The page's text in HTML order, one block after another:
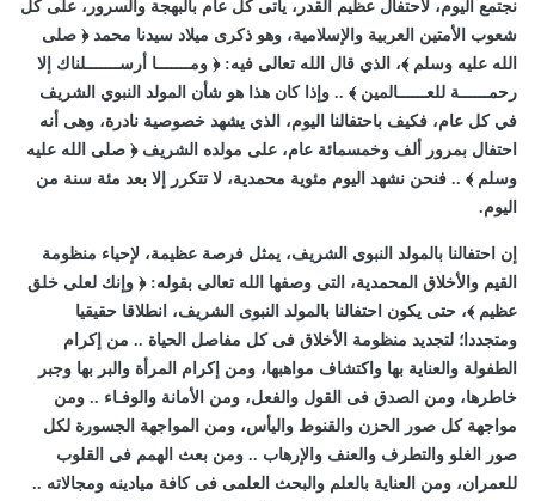
نجتمع اليوم، لاحتفال عظيم القدر، يأتى كل عام بالبهجة والسرور، على كل
شعوب الأمتين العربية والإسلامية، وهو ذكرى ميلاد سيدنا محمد ﴿ صلى
الله عليه وسلم ﴾، الذي قال الله تعالى فيه: ﴿ ومـــــــا أرســـــــلناك إلا
رحمــــــة للعــــــالمين ﴾ .. وإذا كان هذا هو شأن المولد النبوي الشريف
في كل عام، فكيف باحتفالنا اليوم، الذي يشهد خصوصية نادرة، وهى أنه
احتفال بمرور ألف وخمسمائة عام، على مولده الشريف ﴿ صلى الله عليه
وسلم ﴾ .. فنحن نشهد اليوم مئوية محمدية، لا تتكرر إلا بعد مئة سنة من
اليوم.
إن احتفالنا بالمولد النبوى الشريف، يمثل فرصة عظيمة، لإحياء منظومة
القيم والأخلاق المحمدية، التى وصفها الله تعالى بقوله: ﴿ وإنك لعلى خلق
عظيم ﴾، حتى يكون احتفالنا بالمولد النبوى الشريف، انطلاقا حقيقيا
ومتجددا؛ لتجديد منظومة الأخلاق فى كل مفاصل الحياة .. من إكرام
الطفولة والعناية بها واكتشاف مواهبها، ومن إكرام المرأة والبر بها وجبر
خاطرها، ومن الصدق فى القول والفعل، ومن الأمانة والوفـاء .. ومن
مواجهة كل صور الحزن والقنوط واليأس، ومن المواجهة الجسورة لكل
صور الغلو والتطرف والعنف والإرهاب .. ومن بعث الهمم فى القلوب
للعمران، ومن العناية بالعلم والبحث العلمى فى كافة ميادينه ومجالاته ..